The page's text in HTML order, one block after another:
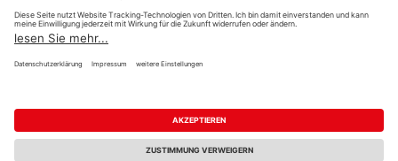
Newsletter
Impressum AGB Widerruf
Datenschutz
Reservierungsbedingungen
Vertrag widerrufen